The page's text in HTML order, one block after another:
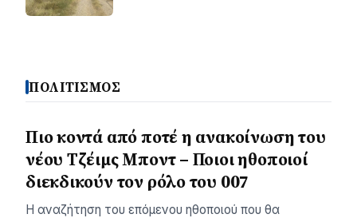
ΠΟΛΙΤΙΣΜΟΣ
Πιο κοντά από ποτέ η ανακοίνωση του
νέου Τζέιμς Μποντ – Ποιοι ηθοποιοί
διεκδικούν τον ρόλο του 007
Η αναζήτηση του επόμενου ηθοποιού που θα